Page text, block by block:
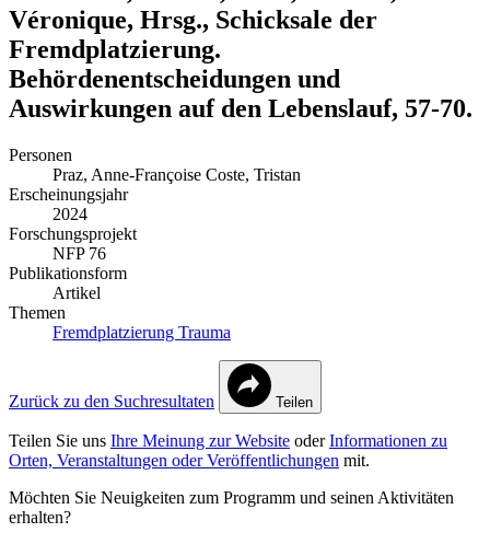
Véronique, Hrsg., Schicksale der
Fremdplatzierung.
Behördenentscheidungen und
Auswirkungen auf den Lebenslauf, 57-70.
Personen
Praz, Anne-Françoise Coste, Tristan
Erscheinungsjahr
2024
Forschungsprojekt
NFP 76
Publikationsform
Artikel
Themen
Fremdplatzierung Trauma
Zurück zu den Suchresultaten Teilen
Teilen Sie uns Ihre Meinung zur Website oderInformationen zu
Orten, Veranstaltungen oder Veröffentlichungen mit.
Möchten Sie Neuigkeiten zum Programm und seinen Aktivitäten
erhalten?